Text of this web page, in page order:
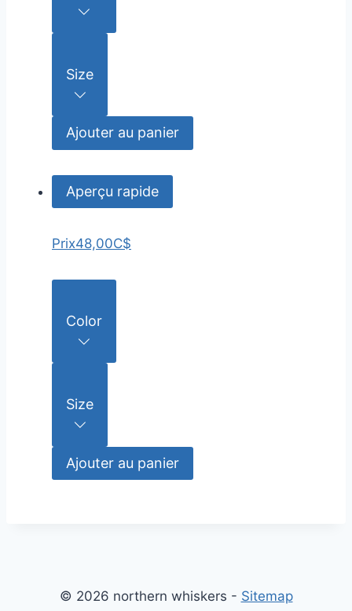
Size
Ajouter au panier
Aperçu rapide
Prix48,00C$
Color
Size
Ajouter au panier
© 2026 northern whiskers - Sitemap